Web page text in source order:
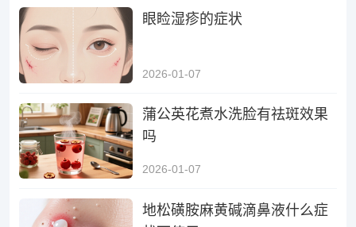
眼睑湿疹的症状
2026-01-07
蒲公英花煮水洗脸有祛斑效果
吗
2026-01-07
地松磺胺麻黄碱滴鼻液什么症